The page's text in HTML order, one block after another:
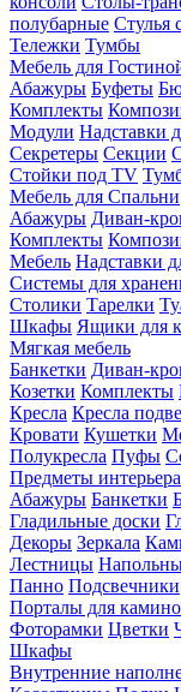
полубарные Стулья
Тележки Тумбы
Мебель для
Абажуры Буфеты
Комплекты
Модули Надставки
Секретеры Секции
Стойки под TV
Мебель для Спальни
Абажуры Диван-
Комплекты
Мебель Надставки
Системы для
Столики Тарелки
Шкафы Ящики для
Мягкая мебель
Банкетки Диван-
Козетки Комплекты
Кресла Кресла
Кровати Кушетки
Полукресла Пуфы
Предметы интерьера
Абажуры Банкетки
Гладильные доски
Декоры Зеркала
Лестницы
Панно Подсвечники
Порталы для
Фоторамки Цветки
Шкафы
Внутренние